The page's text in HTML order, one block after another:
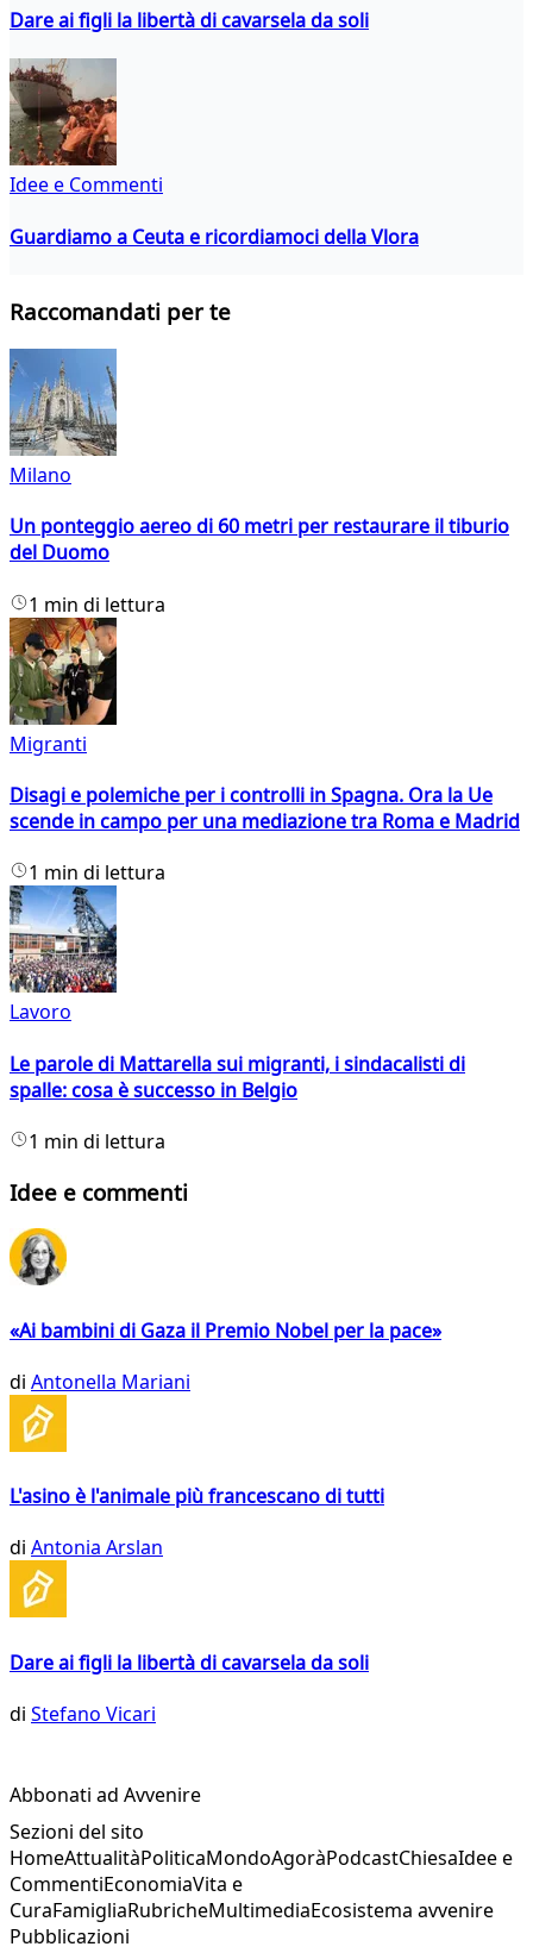
Dare ai figli la libertà di cavarsela da soli
Idee e Commenti
Guardiamo a Ceuta e ricordiamoci della Vlora
Raccomandati per te
Milano
Un ponteggio aereo di 60 metri per restaurare il tiburio
del Duomo
1 min di lettura
Migranti
Disagi e polemiche per i controlli in Spagna. Ora la Ue
scende in campo per una mediazione tra Roma e Madrid
1 min di lettura
Lavoro
Le parole di Mattarella sui migranti, i sindacalisti di
spalle: cosa è successo in Belgio
1 min di lettura
Idee e commenti
«Ai bambini di Gaza il Premio Nobel per la pace»
di Antonella Mariani
L'asino è l'animale più francescano di tutti
di Antonia Arslan
Dare ai figli la libertà di cavarsela da soli
di Stefano Vicari
Abbonati ad Avvenire
Sezioni del sito
HomeAttualitàPoliticaMondoAgoràPodcastChiesaIdee e
CommentiEconomiaVita e
CuraFamigliaRubricheMultimediaEcosistema avvenire
Pubblicazioni